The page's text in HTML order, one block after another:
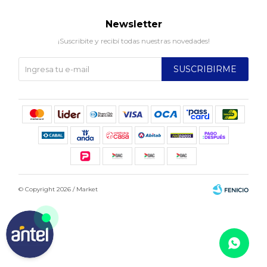
Newsletter
¡Suscribite y recibí todas nuestras novedades!
SUSCRIBIRME
© Copyright 2026 / Market